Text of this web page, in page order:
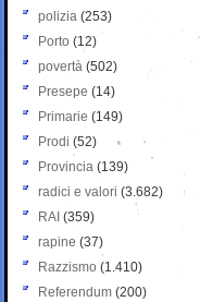
polizia (253)
Porto (12)
povertà (502)
Presepe (14)
Primarie (149)
Prodi (52)
Provincia (139)
radici e valori (3.682)
RAI (359)
rapine (37)
Razzismo (1.410)
Referendum (200)